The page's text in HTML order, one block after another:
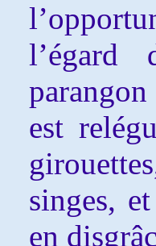
l’égard
est
singes,
en